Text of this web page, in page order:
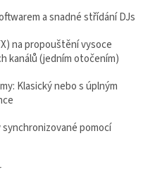
a snadné střídání DJs
na propouštění vysoce
kanálů (jedním otočením)
Klasický nebo s úplným
synchronizované pomocí